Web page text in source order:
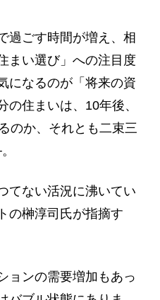
過ごす時間が増え、相
まい選び」への注目度
になるのが「将来の資
の住まいは、10年後、
のか、それとも二束三
てない活況に沸いてい
の榊淳司氏が指摘す
ョンの需要増加もあっ